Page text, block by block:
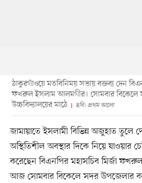
ঠাকুরগাঁওয়ে মতবিনিময় সভায় বক্তব্য দেন
ফখরুল ইসলাম আলমগীর। সোমবার বিকেলে
উচ্চবিদ্যালয়ের মাঠে
ছবি: প্রথম আলো
জামায়াতে ইসলামী বিভিন্ন অজুহাত তুলে
অস্থিতিশীল অবস্থার দিকে নিয়ে যাওয়ার
করেছেন বিএনপির মহাসচিব মির্জা
আজ সোমবার বিকেলে সদর উপজেলার